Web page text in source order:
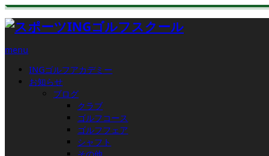
menu
INGゴルフアカデミー
お知らせ
ブログ
クラブ
ゴルフコース
ゴルフフェア
シャフト